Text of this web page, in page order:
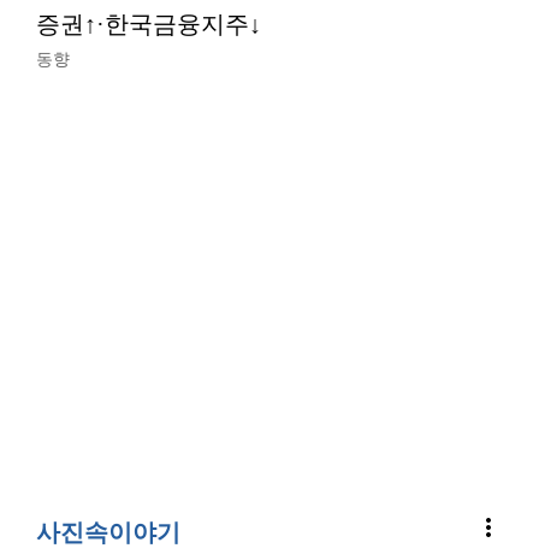
증권↑·한국금융지주↓
동향
사진속이야기 more_vert